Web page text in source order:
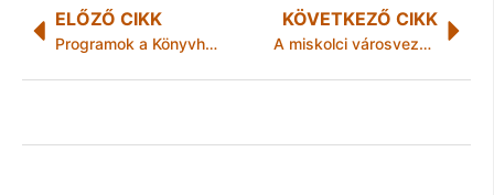
ELŐZŐ CIKK
Programok a Könyvhéten – a Könyvtéren
KÖVETKEZŐ CIKK
A miskolci városvezetés a románokat tekinti hősi halottjainak?